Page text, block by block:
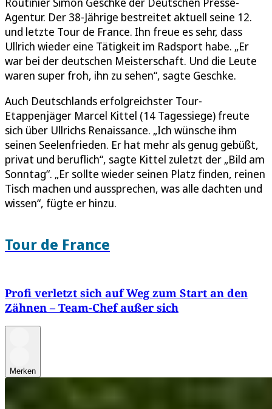
Agentur. Der 38-Jährige bestreitet aktuell seine 12.
und letzte Tour de France. Ihn freue es sehr, dass
Ullrich wieder eine Tätigkeit im Radsport habe. „Er
war bei der deutschen Meisterschaft. Und die Leute
waren super froh, ihn zu sehen“, sagte Geschke.
Auch Deutschlands erfolgreichster Tour-
Etappenjäger Marcel Kittel (14 Tagessiege) freute
sich über Ullrichs Renaissance. „Ich wünsche ihm
seinen Seelenfrieden. Er hat mehr als genug gebüßt,
privat und beruflich“, sagte Kittel zuletzt der „Bild am
Sonntag“. „Er sollte wieder seinen Platz finden, reinen
Tisch machen und aussprechen, was alle dachten und
wissen“, fügte er hinzu.
Tour de France
Profi verletzt sich auf Weg zum Start an den
Zähnen – Team-Chef außer sich
Merken